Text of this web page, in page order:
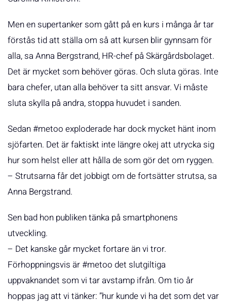
Men en supertanker som gått på en kurs i många år tar
förstås tid att ställa om så att kursen blir gynnsam för
alla, sa Anna Bergstrand, HR-chef på Skärgårdsbolaget.
Det är mycket som behöver göras. Och sluta göras. Inte
bara chefer, utan alla behöver ta sitt ansvar. Vi måste
sluta skylla på andra, stoppa huvudet i sanden.
Sedan #metoo exploderade har dock mycket hänt inom
sjöfarten. Det är faktiskt inte längre okej att utrycka sig
hur som helst eller att hålla de som gör det om ryggen.
– Strutsarna får det jobbigt om de fortsätter strutsa, sa
Anna Bergstrand.
Sen bad hon publiken tänka på smartphonens
utveckling.
– Det kanske går mycket fortare än vi tror.
Förhoppningsvis är #metoo det slutgiltiga
uppvaknandet som vi tar avstamp ifrån. Om tio år
hoppas jag att vi tänker: ”hur kunde vi ha det som det var